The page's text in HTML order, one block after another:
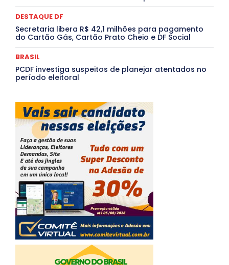
DESTAQUE DF
Secretaria libera R$ 42,1 milhões para pagamento
do Cartão Gás, Cartão Prato Cheio e DF Social
BRASIL
PCDF investiga suspeitos de planejar atentados no
período eleitoral